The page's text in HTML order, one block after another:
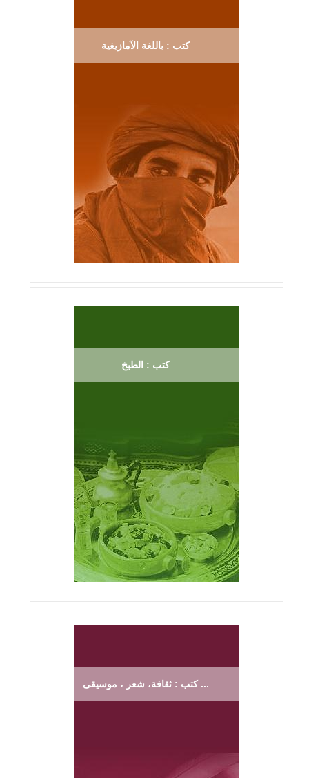
كتب : باللغة الآمازيغية
كتب : الطبخ
كتب : ثقافة، شعر ، موسيقى ...